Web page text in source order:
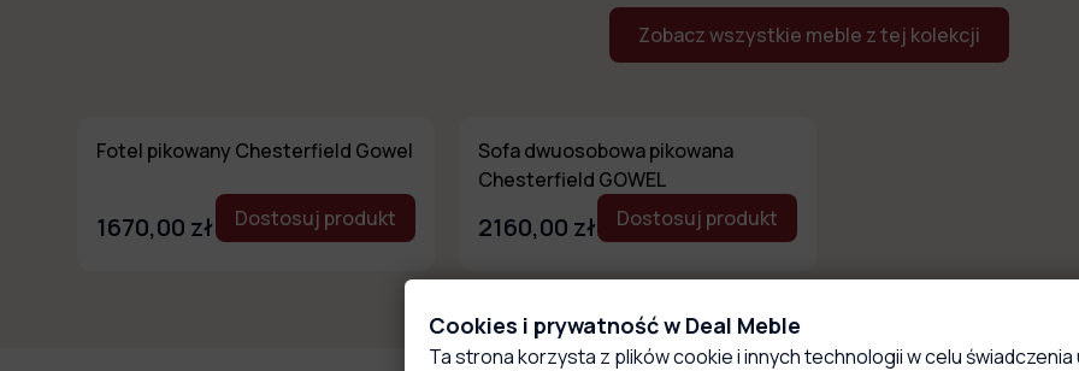
Zobacz wszystkie meble z tej kolekcji
Fotel pikowany Chesterfield Gowel
1670,00 zł Dostosuj produkt
Sofa dwuosobowa pikowana
Chesterfield GOWEL
2160,00 zł Dostosuj produkt
Cookies i prywatność w Deal Meble
Ta strona korzysta z plików cookie i innych technologii w celu świadczenia